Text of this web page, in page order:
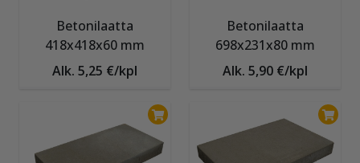
Betonilaatta
418x418x60 mm
Alk. 5,25 €/kpl
Betonilaatta
698x231x80 mm
Alk. 5,90 €/kpl